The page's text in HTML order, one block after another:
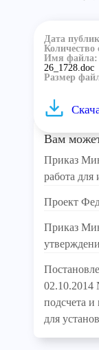
Дата
Количество
Имя файла:
26_1728.doc
Размер
Вам
Приказ
работа
Проект
Приказ
подсчета и
для